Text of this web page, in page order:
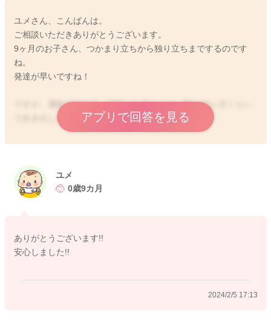
ユメさん、こんばんは。
ご相談いただきありがとうございます。
9ヶ月のお子さん、つかまり立ちから独り立ちまでするのです
ね。
発達が早いですね！
ですが、運動が好きで、身軽なお子さんは、割と10ヶ月くらい
で歩き出したりしますから、珍しくないですよ。
おっしゃるように、非常に早いテンポで発達がすすんでいらっ
大前提ですが、運動発達は個人差が非常にあります。
ママさんの関わりが悪いなど決してありません。どんなにママ
また、発達の順番やスピードに関しては、一般的な順序があ
り、母子手帳などに記載されていますが、全てのお子さんが、
基本的には、お子さんなりのストーリーがありますから、見守
アプリで回答を見る
ユメ
0歳9カ月
ありがとうございます!!
安心しました!!
2024/2/5 17:13